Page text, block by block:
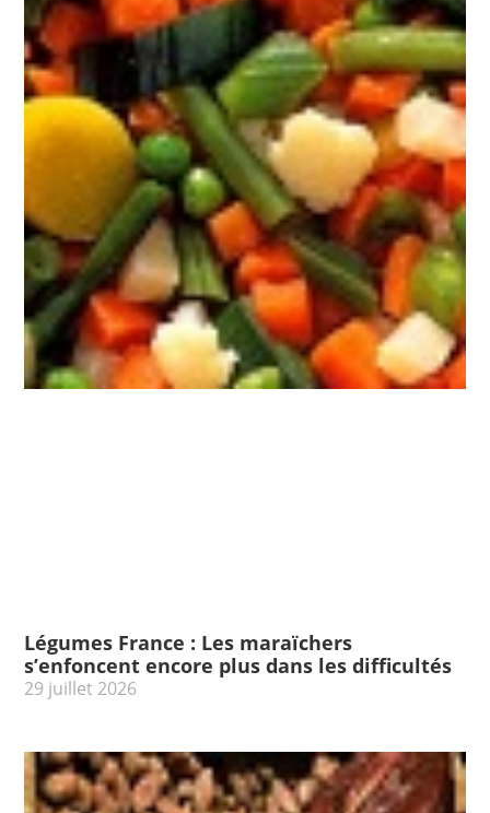
Légumes France : Les maraïchers
s’enfoncent encore plus dans les difficultés
29 juillet 2026